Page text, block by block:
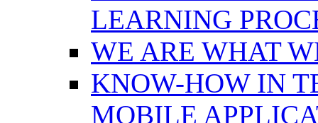
LEARNING
WE ARE WHAT
KNOW-HOW IN
MOBILE